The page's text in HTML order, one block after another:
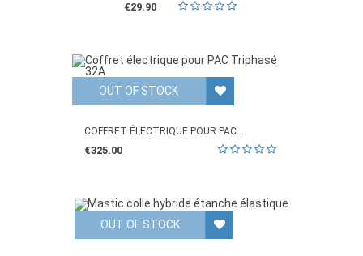
€29.90
OUT OF STOCK
COFFRET ÉLECTRIQUE POUR PAC...
€325.00
OUT OF STOCK